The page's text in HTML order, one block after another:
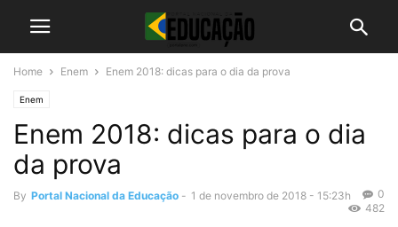
Home Enem Enem 2018: dicas para o dia da prova
Enem
Enem 2018: dicas para o dia
da prova
By Portal Nacional da Educação - 1 de novembro de 2018 - 15:23h
0
482